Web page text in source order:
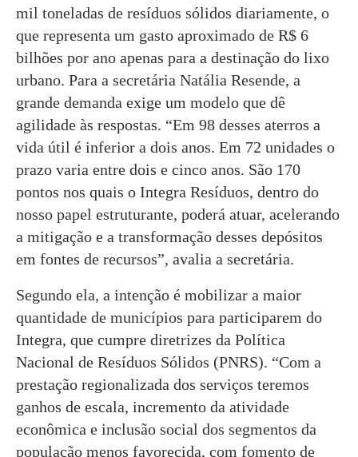
mil toneladas de resíduos sólidos diariamente, o
que representa um gasto aproximado de R$ 6
bilhões por ano apenas para a destinação do lixo
urbano. Para a secretária Natália Resende, a
grande demanda exige um modelo que dê
agilidade às respostas. “Em 98 desses aterros a
vida útil é inferior a dois anos. Em 72 unidades o
prazo varia entre dois e cinco anos. São 170
pontos nos quais o Integra Resíduos, dentro do
nosso papel estruturante, poderá atuar, acelerando
a mitigação e a transformação desses depósitos
em fontes de recursos”, avalia a secretária.
Segundo ela, a intenção é mobilizar a maior
quantidade de municípios para participarem do
Integra, que cumpre diretrizes da Política
Nacional de Resíduos Sólidos (PNRS). “Com a
prestação regionalizada dos serviços teremos
ganhos de escala, incremento da atividade
econômica e inclusão social dos segmentos da
população menos favorecida, com fomento de